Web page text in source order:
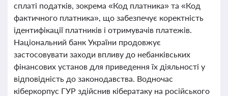
сплаті податків, зокрема «Код платника» та «Код
фактичного платника», що забезпечує коректність
ідентифікації платників і отримувачів платежів.
Національний банк України продовжує
застосовувати заходи впливу до небанківських
фінансових установ для приведення їх діяльності у
відповідність до законодавства. Водночас
кіберкорпус ГУР здійснив кібератаку на російського